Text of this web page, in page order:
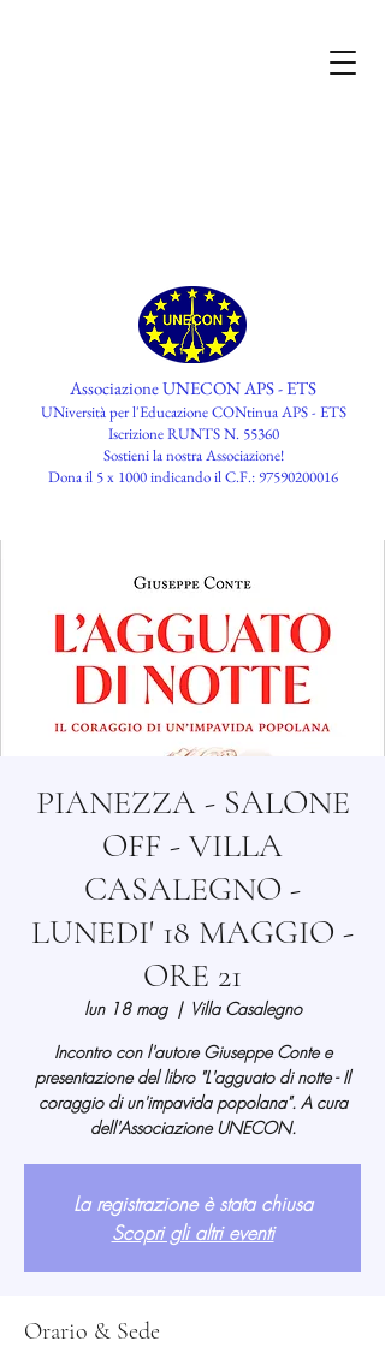
Associazione UNECON APS - ETS
UNiversità per l'Educazione CONtinua APS - ETS
Iscrizione RUNTS N. 55360
​Sostieni la nostra Associazione!
Dona il 5 x 1000 indicando il C.F.:97590200016
PIANEZZA - SALONE
OFF - VILLA
CASALEGNO -
LUNEDI' 18 MAGGIO -
ORE 21
lun 18 mag
  |
Villa Casalegno
Incontro con l'autore Giuseppe Conte e
presentazione del libro "L'agguato di notte - Il
coraggio di un'impavida popolana". A cura
dell'Associazione UNECON.
La registrazione è stata chiusa
Scopri gli altri eventi
Orario & Sede